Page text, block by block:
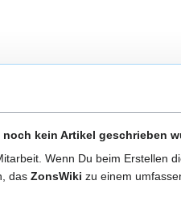
noch kein Artikel geschrieben
Wenn Du beim Erstellen
das ZonsWiki zu einem